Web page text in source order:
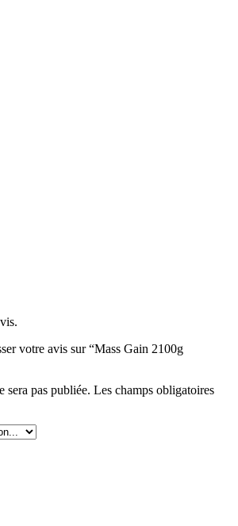
votre avis sur “Mass Gain 2100g
sera pas publiée. Les champs obligatoires